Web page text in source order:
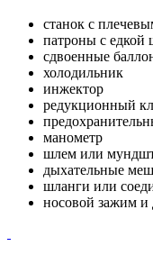
станок с
патроны с едкой
сдвоенные
холодильник
инжектор
редукционный
манометр
шлем или
дыхательные
шланги или
носовой зажим